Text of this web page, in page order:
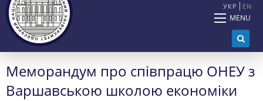
УКР EN
MENU
Меморандум про співпрацю ОНЕУ з
Варшавською школою економіки